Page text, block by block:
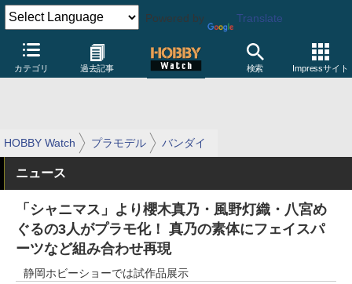
Powered by Translate
カテゴリ 過去記事 検索 Impressサイト
HOBBY Watch プラモデル バンダイ
ニュース
「シャニマス」より櫻木真乃・風野灯織・八宮め
ぐるの3人がプラモ化！ 真乃の素体にフェイスパ
ーツなど組み合わせ再現
静岡ホビーショーでは試作品展示